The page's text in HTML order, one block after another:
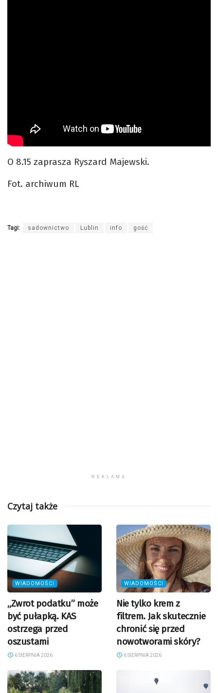
O 8.15 zaprasza Ryszard Majewski.
Fot. archiwum RL
Tagi: sadownictwo Lublin info gość
REKLAMA
Czytaj także
WIADOMOŚCI
„Zwrot podatku” może
być pułapką. KAS
ostrzega przed
oszustami
6 SIERPNIA 2026
WIADOMOŚCI
Nie tylko krem z
filtrem. Jak skutecznie
chronić się przed
nowotworami skóry?
6 SIERPNIA 2026